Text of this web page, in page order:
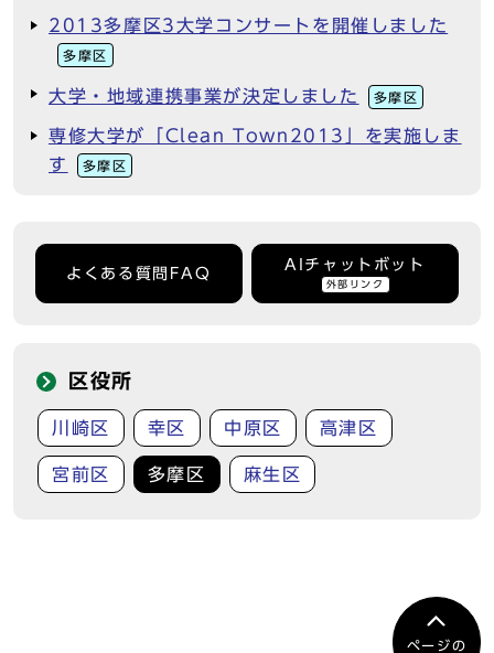
2013多摩区3大学コンサートを開催しました
多摩区
大学・地域連携事業が決定しました 多摩区
専修大学が「Clean Town2013」を実施しま
す
多摩区
よくある質問FAQ
AIチャットボット
外部リンク
区役所
川崎区 幸区 中原区 高津区
宮前区 多摩区 麻生区
ページの